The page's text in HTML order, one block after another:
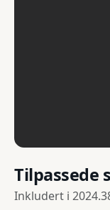
Tilpassede
Inkludert i